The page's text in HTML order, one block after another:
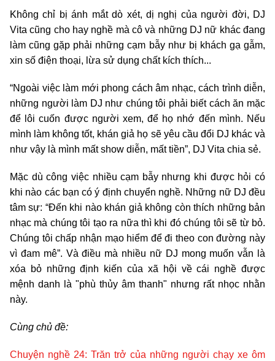
Không chỉ bị ánh mắt dò xét, dị nghị của người đời, DJ
Vita cũng cho hay nghề mà cô và những DJ nữ khác đang
làm cũng gặp phải những cạm bẫy như bị khách gạ gẫm,
xin số điện thoại, lừa sử dụng chất kích thích...
“Ngoài việc làm mới phong cách âm nhạc, cách trình diễn,
những người làm DJ như chúng tôi phải biết cách ăn mặc
để lôi cuốn được người xem, để họ nhớ đến mình. Nếu
mình làm không tốt, khán giả họ sẽ yêu cầu đổi DJ khác và
như vậy là mình mất show diễn, mất tiền”, DJ Vita chia sẻ.
Mặc dù công việc nhiều cạm bẫy nhưng khi được hỏi có
khi nào các bạn có ý định chuyển nghề. Những nữ DJ đều
tâm sự: “Đến khi nào khán giả không còn thích những bản
nhạc mà chúng tôi tạo ra nữa thì khi đó chúng tôi sẽ từ bỏ.
Chúng tôi chấp nhận mạo hiểm để đi theo con đường này
vì đam mê”. Và điều mà nhiều nữ DJ mong muốn vẫn là
xóa bỏ những định kiến của xã hội về cái nghề được
mệnh danh là "phù thủy âm thanh" nhưng rất nhọc nhằn
này.
Cùng chủ đề:
Chuyện nghề 24: Trăn trở của những người chạy xe ôm